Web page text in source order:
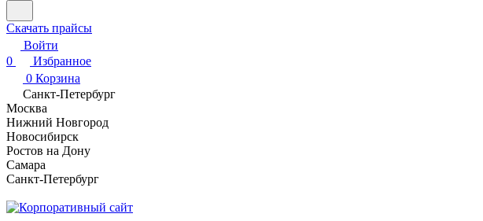
Скачать прайсы
Войти
0
Избранное
0 Корзина
Санкт-Петербург
Москва
Нижний Новгород
Новосибирск
Ростов на Дону
Самара
Санкт-Петербург